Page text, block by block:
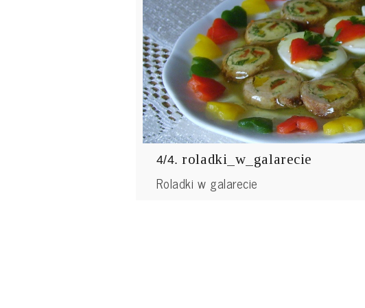
4/4. roladki_w_galarecie
Roladki w galarecie